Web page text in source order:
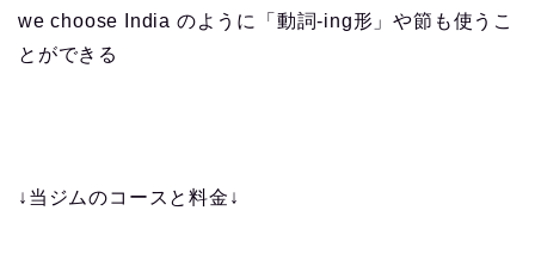
we choose India のように「動詞-ing形」や節も使うこ
とができる
↓当ジムのコースと料金↓